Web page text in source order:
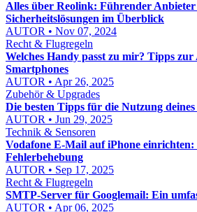
Alles über Reolink: Führender Anbieter
Sicherheitslösungen im Überblick
AUTOR • Nov 07, 2024
Recht & Flugregeln
Welches Handy passt zu mir? Tipps zur
Smartphones
AUTOR • Apr 26, 2025
Zubehör & Upgrades
Die besten Tipps für die Nutzung
AUTOR • Jun 29, 2025
Technik & Sensoren
Vodafone E‑Mail auf iPhone
Fehlerbehebung
AUTOR • Sep 17, 2025
Recht & Flugregeln
SMTP-Server für Googlemail: Ein
AUTOR • Apr 06, 2025